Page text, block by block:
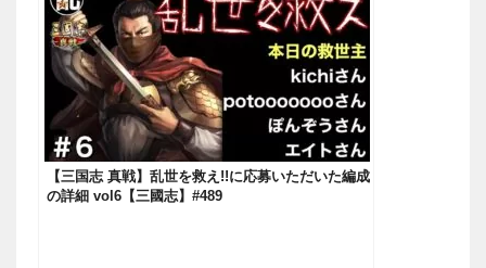
【三国志 真戦】乱世を救え!!に応募いただいた編成
の詳細 vol6【三國志】#489